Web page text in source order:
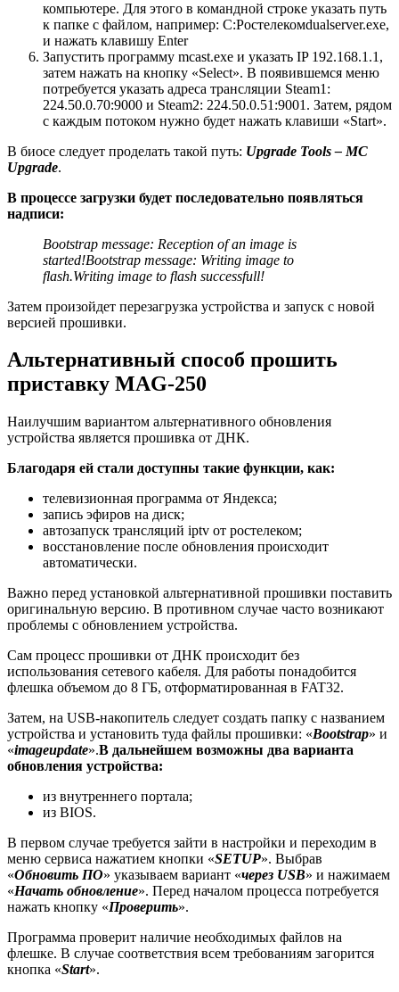
компьютере. Для этого в командной строке указать путь
к папке с файлом, например: С:Ростелекомdualserver.exe,
и нажать клавишу Enter
Запустить программу mcast.exe и указать IP 192.168.1.1,
затем нажать на кнопку «Select». В появившемся меню
потребуется указать адреса трансляции Steam1:
224.50.0.70:9000 и Steam2: 224.50.0.51:9001. Затем, рядом
с каждым потоком нужно будет нажать клавиши «Start».
В биосе следует проделать такой путь: Upgrade Tools – MC
Upgrade.
В процессе загрузки будет последовательно появляться
надписи:
Bootstrap message: Reception of an image is
started!Bootstrap message: Writing image to
flash.Writing image to flash successfull!
Затем произойдет перезагрузка устройства и запуск с новой
версией прошивки.
Альтернативный способ прошить
приставку MAG-250
Наилучшим вариантом альтернативного обновления
устройства является прошивка от ДНК.
Благодаря ей стали доступны такие функции, как:
телевизионная программа от Яндекса;
запись эфиров на диск;
автозапуск трансляций iptv от ростелеком;
восстановление после обновления происходит
автоматически.
Важно перед установкой альтернативной прошивки поставить
оригинальную версию. В противном случае часто возникают
проблемы с обновлением устройства.
Сам процесс прошивки от ДНК происходит без
использования сетевого кабеля. Для работы понадобится
флешка объемом до 8 ГБ, отформатированная в FAT32.
Затем, на USB-накопитель следует создать папку с названием
устройства и установить туда файлы прошивки: «Bootstrap» и
«imageupdate».В дальнейшем возможны два варианта
обновления устройства:
из внутреннего портала;
из BIOS.
В первом случае требуется зайти в настройки и переходим в
меню сервиса нажатием кнопки «SETUP». Выбрав
«Обновить ПО» указываем вариант «через USB» и нажимаем
«Начать обновление». Перед началом процесса потребуется
нажать кнопку «Проверить».
Программа проверит наличие необходимых файлов на
флешке. В случае соответствия всем требованиям загорится
кнопка «Start».